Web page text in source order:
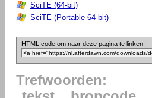
SciTE (64-bit)
SciTE (Portable 64-bit)
HTML code om naar deze pagina te linken:
Trefwoorden: